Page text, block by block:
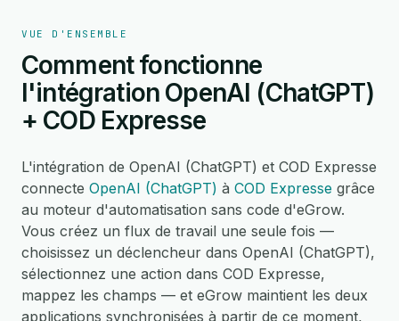
VUE D'ENSEMBLE
Comment fonctionne
l'intégration OpenAI (ChatGPT)
+ COD Expresse
L'intégration de OpenAI (ChatGPT) et COD Expresse
connecte OpenAI (ChatGPT) à COD Expresse grâce
au moteur d'automatisation sans code d'eGrow.
Vous créez un flux de travail une seule fois —
choisissez un déclencheur dans OpenAI (ChatGPT),
sélectionnez une action dans COD Expresse,
mappez les champs — et eGrow maintient les deux
applications synchronisées à partir de ce moment,